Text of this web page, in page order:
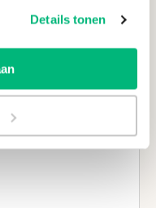
Details tonen
Vul ze hieronder in!